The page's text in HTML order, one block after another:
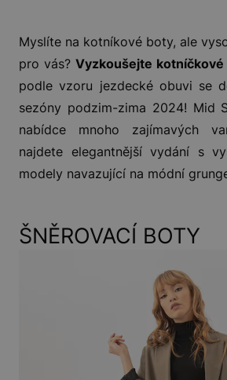
Myslíte na kotníkové boty, ale
pro vás? Vyzkoušejte kotníčkové
podle vzoru jezdecké obuvi se
sezóny podzim-zima 2024! Mid
nabídce mnoho zajímavých
najdete elegantnější vydání s
modely navazující na módní
ŠNĚROVACÍ BOTY